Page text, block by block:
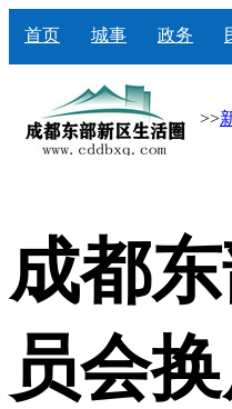
首页 城事 政务
>>
成都
员会